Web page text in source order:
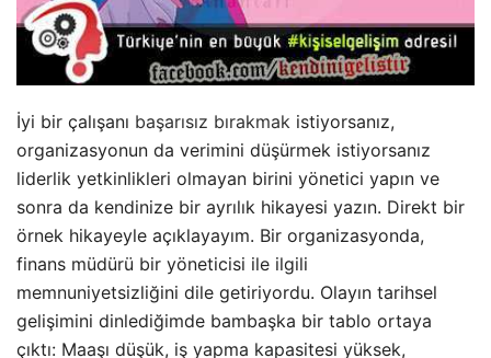
İyi bir çalışanı başarısız bırakmakistiyorsanız,
organizasyonun da verimini düşürmek istiyorsanız
liderlik yetkinlikleri olmayan birini yönetici yapın ve
sonra da kendinize bir ayrılık hikayesi yazın. Direkt bir
örnek hikayeyle açıklayayım. Bir organizasyonda,
finans müdürü bir yöneticisi ile ilgili
memnuniyetsizliğini dile getiriyordu. Olayın tarihsel
gelişimini dinlediğimde bambaşka bir tablo ortaya
çıktı: Maaşı düşük, iş yapma kapasitesi yüksek,
sorumluluk sahibi bir çalışan daha iyi şartlarda iş
bulduğundan istifa etmek istiyor. Önemli bir pozisyonu